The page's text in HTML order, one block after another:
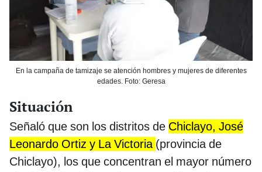
En la campaña de tamizaje se atención hombres y mujeres de diferentes
edades. Foto: Geresa
Situación
Señaló que son los distritos de Chiclayo, José
Leonardo Ortiz y La Victoria (provincia de
Chiclayo), los que concentran el mayor número